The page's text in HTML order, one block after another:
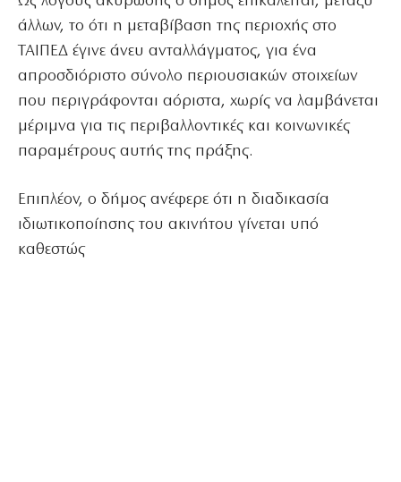
άλλων, το ότι η μεταβίβαση της περιοχής στο
ΤΑΙΠΕΔ έγινε άνευ ανταλλάγματος, για ένα
απροσδιόριστο σύνολο περιουσιακών στοιχείων
που περιγράφονται αόριστα, χωρίς να λαμβάνεται
μέριμνα για τις περιβαλλοντικές και κοινωνικές
παραμέτρους αυτής της πράξης.
Επιπλέον, ο δήμος ανέφερε ότι η διαδικασία
ιδιωτικοποίησης του ακινήτου γίνεται υπό
καθεστώς